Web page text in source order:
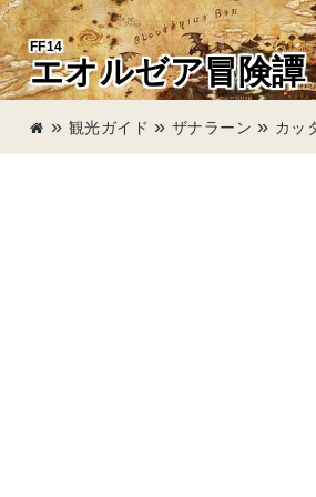
FF14
エオルゼア冒険譚
観光ガイド ザナラーン カッ